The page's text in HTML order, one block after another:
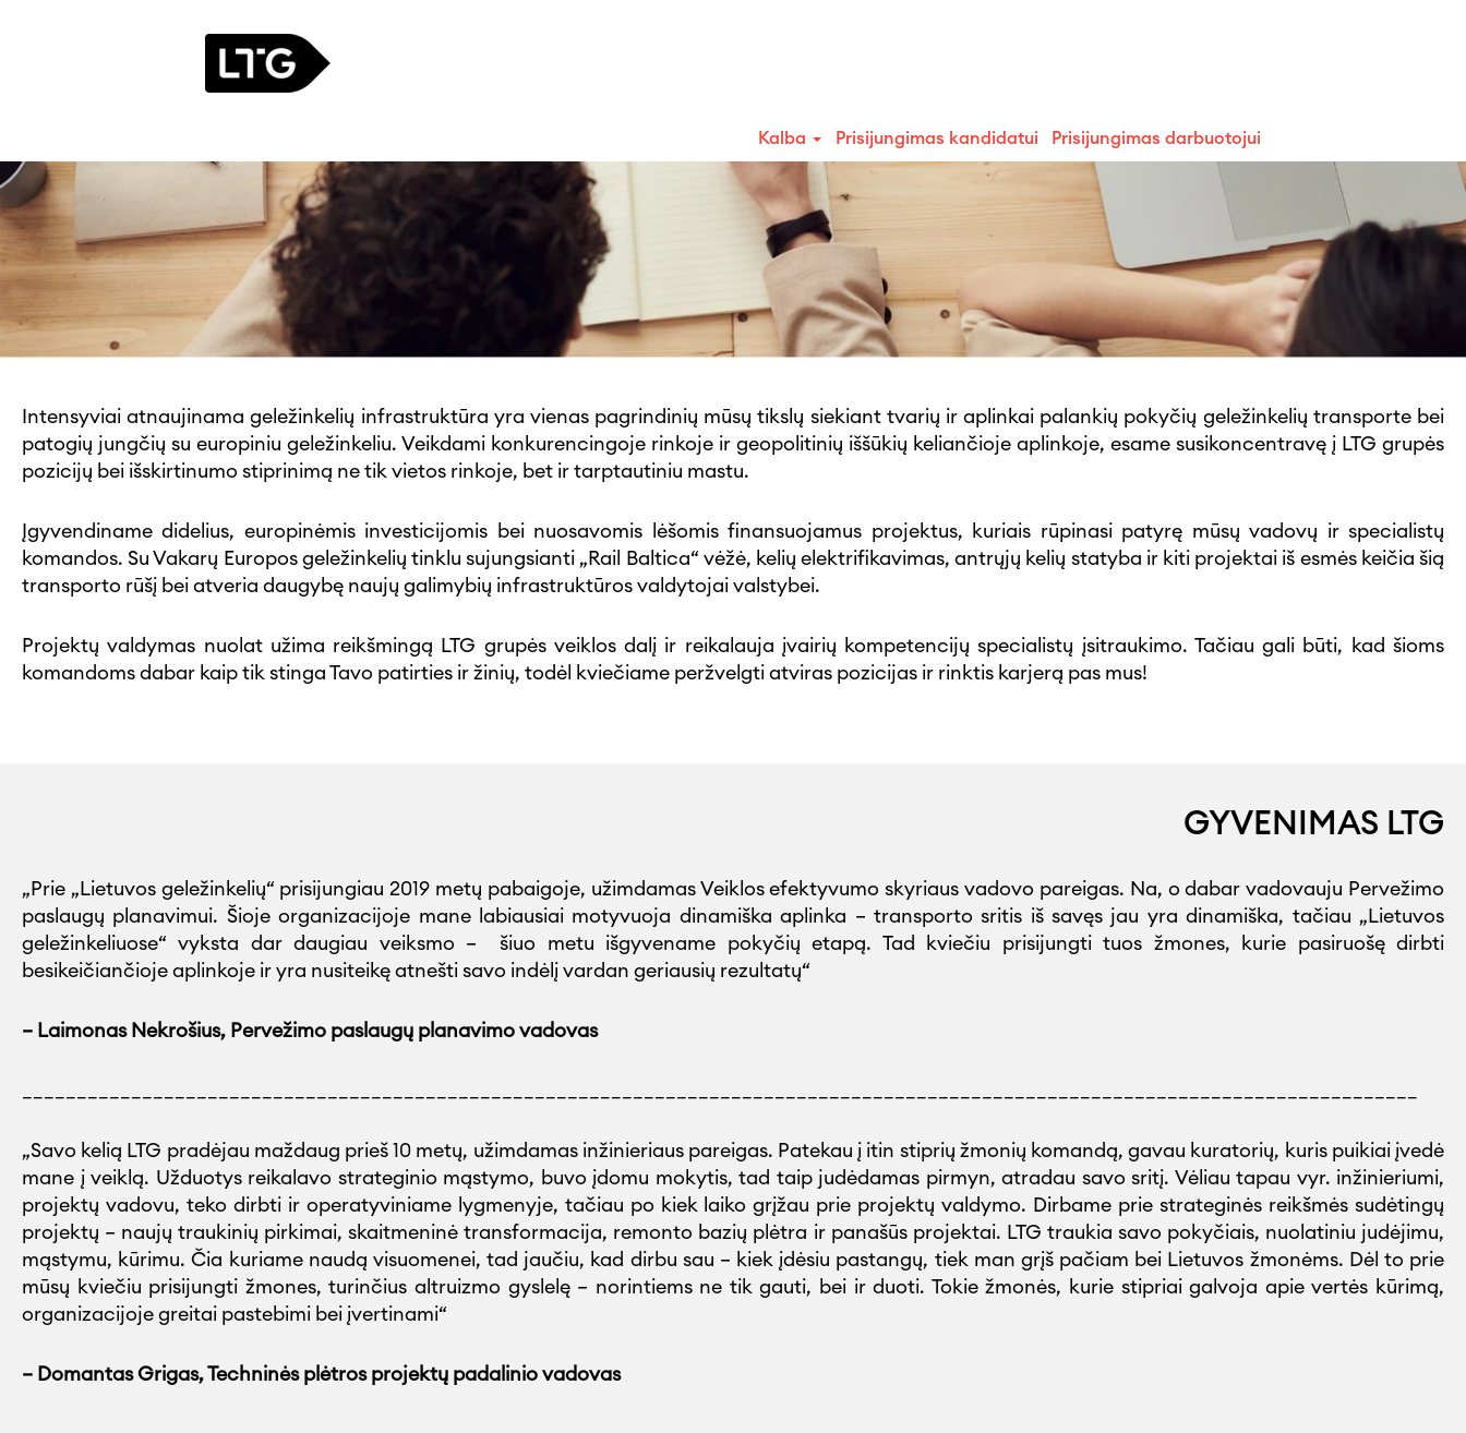
Kalba Prisijungimas kandidatui Prisijungimas darbuotojui
PROJEKTŲ VALDYMAS
Intensyviai atnaujinama geležinkelių infrastruktūra yra vienas pagrindinių mūsų tikslų siekiant tvarių ir aplinkai palankių pokyčių geležinkelių transporte bei
patogių jungčių su europiniu geležinkeliu. Veikdami konkurencingoje rinkoje ir geopolitinių iššūkių keliančioje aplinkoje, esame susikoncentravę į LTG grupės
pozicijų bei išskirtinumo stiprinimą ne tik vietos rinkoje, bet ir tarptautiniu mastu.
Įgyvendiname didelius, europinėmis investicijomis bei nuosavomis lėšomis finansuojamus projektus, kuriais rūpinasi patyrę mūsų vadovų ir specialistų
komandos. Su Vakarų Europos geležinkelių tinklu sujungsianti „Rail Baltica“ vėžė, kelių elektrifikavimas, antrųjų kelių statyba ir kiti projektai iš esmės keičia šią
transporto rūšį bei atveria daugybę naujų galimybių infrastruktūros valdytojai valstybei.
Projektų valdymas nuolat užima reikšmingą LTG grupės veiklos dalį ir reikalauja įvairių kompetencijų specialistų įsitraukimo. Tačiau gali būti, kad šioms
komandoms dabar kaip tik stinga Tavo patirties ir žinių, todėl kviečiame peržvelgti atviras pozicijas ir rinktis karjerą pas mus!
GYVENIMAS LTG
„Prie „Lietuvos geležinkelių“ prisijungiau 2019 metų pabaigoje, užimdamas Veiklos efektyvumo skyriaus vadovo pareigas. Na, o dabar vadovauju Pervežimo
paslaugų planavimui. Šioje organizacijoje mane labiausiai motyvuoja dinamiška aplinka – transporto sritis iš savęs jau yra dinamiška, tačiau „Lietuvos
geležinkeliuose“ vyksta dar daugiau veiksmo – šiuo metu išgyvename pokyčių etapą. Tad kviečiu prisijungti tuos žmones, kurie pasiruošę dirbti
besikeičiančioje aplinkoje ir yra nusiteikę atnešti savo indėlį vardan geriausių rezultatų“
– Laimonas Nekrošius, Pervežimo paslaugų planavimo vadovas
„Savo kelią LTG pradėjau maždaug prieš 10 metų, užimdamas inžinieriaus pareigas. Patekau į itin stiprių žmonių komandą, gavau kuratorių, kuris puikiai įvedė
mane į veiklą. Užduotys reikalavo strateginio mąstymo, buvo įdomu mokytis, tad taip judėdamas pirmyn, atradau savo sritį. Vėliau tapau vyr. inžinieriumi,
projektų vadovu, teko dirbti ir operatyviniame lygmenyje, tačiau po kiek laiko grįžau prie projektų valdymo. Dirbame prie strateginės reikšmės sudėtingų
projektų – naujų traukinių pirkimai, skaitmeninė transformacija, remonto bazių plėtra ir panašūs projektai. LTG traukia savo pokyčiais, nuolatiniu judėjimu,
mąstymu, kūrimu. Čia kuriame naudą visuomenei, tad jaučiu, kad dirbu sau – kiek įdėsiu pastangų, tiek man grįš pačiam bei Lietuvos žmonėms. Dėl to prie
mūsų kviečiu prisijungti žmones, turinčius altruizmo gyslelę – norintiems ne tik gauti, bei ir duoti. Tokie žmonės, kurie stipriai galvoja apie vertės kūrimą,
organizacijoje greitai pastebimi bei įvertinami“
– Domantas Grigas, Techninės plėtros projektų padalinio vadovas